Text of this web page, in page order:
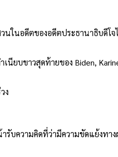
ในอดีตของอดีตประธานาธิบดีโ
บขาวสุดท้ายของ Biden,
ง
บความคิดที่ว่ามีความขัดแย้งทา